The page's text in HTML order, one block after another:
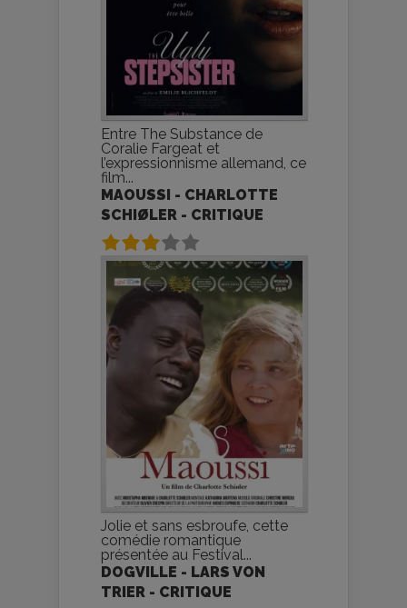
Entre The Substance de
Coralie Fargeat et
l’expressionnisme allemand, ce
film...
MAOUSSI - CHARLOTTE
SCHIØLER - CRITIQUE
Jolie et sans esbroufe, cette
comédie romantique
présentée au Festival...
DOGVILLE - LARS VON
TRIER - CRITIQUE